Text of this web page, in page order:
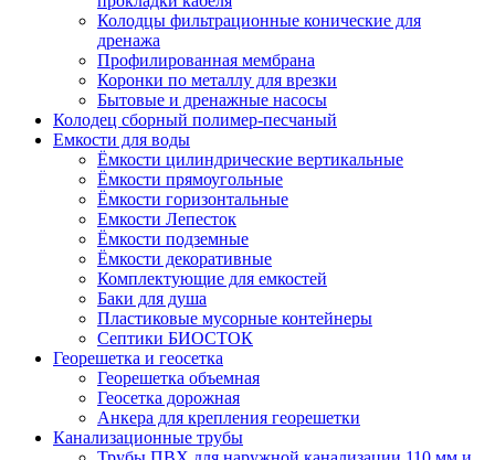
Колодцы фильтрационные конические для
дренажа
Профилированная мембрана
Коронки по металлу для врезки
Бытовые и дренажные насосы
Колодец сборный полимер-песчаный
Емкости для воды
Ёмкости цилиндрические вертикальные
Ёмкости прямоугольные
Ёмкости горизонтальные
Емкости Лепесток
Ёмкости подземные
Ёмкости декоративные
Комплектующие для емкостей
Баки для душа
Пластиковые мусорные контейнеры
Септики БИОСТОК
Георешетка и геосетка
Георешетка объемная
Геосетка дорожная
Анкера для крепления георешетки
Канализационные трубы